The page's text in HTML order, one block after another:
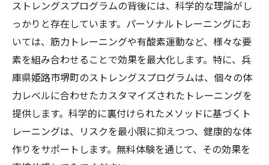
ストレングスプログラムの背後には、科学的な理論がし
っかりと存在しています。パーソナルトレーニングにお
いては、筋力トレーニングや有酸素運動など、様々な要
素を組み合わせることで効果を最大化します。特に、兵
庫県姫路市堺町のストレングスプログラムは、個々の体
力レベルに合わせたカスタマイズされたトレーニングを
提供します。科学的に裏付けられたメソッドに基づくト
レーニングは、リスクを最小限に抑えつつ、健康的な体
作りをサポートします。無料体験を通じて、その効果を